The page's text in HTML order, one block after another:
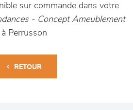
sur commande dans votre
- Concept Ameublement
à Perrusson
RETOUR